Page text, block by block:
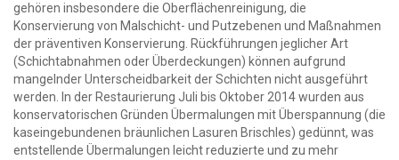
gehören insbesondere die Oberflächenreinigung, die
Konservierung von Malschicht- und Putzebenen und Maßnahmen
der präventiven Konservierung. Rückführungen jeglicher Art
(Schichtabnahmen oder Überdeckungen) können aufgrund
mangelnder Unterscheidbarkeit der Schichten nicht ausgeführt
werden. In der Restaurierung Juli bis Oktober 2014 wurden aus
konservatorischen Gründen Übermalungen mit Überspannung (die
kaseingebundenen bräunlichen Lasuren Brischles) gedünnt, was
entstellende Übermalungen leicht reduzierte und zu mehr